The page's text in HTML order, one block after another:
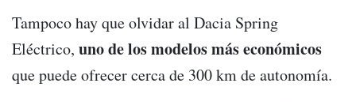
Tampoco hay que olvidar al Dacia Spring
Eléctrico, uno de los modelos más económicos
que puede ofrecer cerca de 300 km de autonomía.